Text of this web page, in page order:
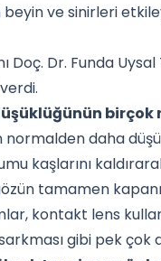
ve sinirleri
Doç. Dr. Funda
normalden daha
kaşlarını
tamamen
kontakt lens
gibi pek